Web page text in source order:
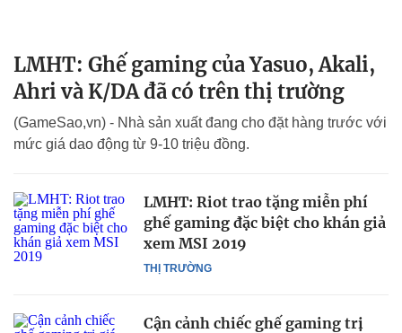
LMHT: Ghế gaming của Yasuo, Akali,
Ahri và K/DA đã có trên thị trường
(GameSao,vn) - Nhà sản xuất đang cho đặt hàng trước với
mức giá dao động từ 9-10 triệu đồng.
THỊ TRƯỜNG
LMHT: Riot trao tặng miễn phí
ghế gaming đặc biệt cho khán giả
xem MSI 2019
Cận cảnh chiếc ghế gaming trị